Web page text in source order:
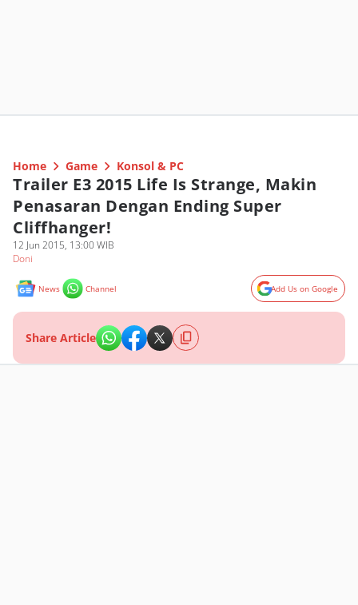
Home Game Konsol & PC
Trailer E3 2015 Life Is Strange, Makin
Penasaran Dengan Ending Super
Cliffhanger!
12 Jun 2015, 13:00 WIB
Doni
News Channel Add Us on Google
Share Article